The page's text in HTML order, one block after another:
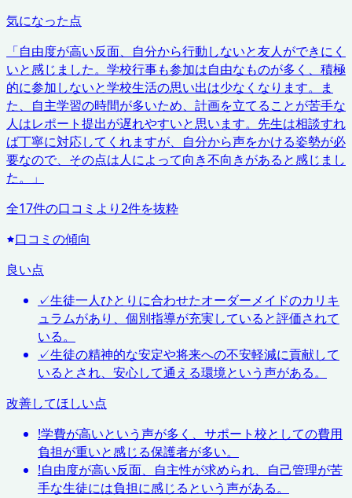
気になった点
「自由度が高い反面、自分から行動しないと友人ができにく
いと感じました。学校行事も参加は自由なものが多く、積極
的に参加しないと学校生活の思い出は少なくなります。ま
た、自主学習の時間が多いため、計画を立てることが苦手な
人はレポート提出が遅れやすいと思います。先生は相談すれ
ば丁寧に対応してくれますが、自分から声をかける姿勢が必
要なので、その点は人によって向き不向きがあると感じまし
た。
」
全17件の口コミより2件を抜粋
口コミの傾向
良い点
✓生徒一人ひとりに合わせたオーダーメイドのカリキ
ュラムがあり、個別指導が充実していると評価されて
いる。
✓生徒の精神的な安定や将来への不安軽減に貢献して
いるとされ、安心して通える環境という声がある。
改善してほしい点
!学費が高いという声が多く、サポート校としての費用
負担が重いと感じる保護者が多い。
!自由度が高い反面、自主性が求められ、自己管理が苦
手な生徒には負担に感じるという声がある。